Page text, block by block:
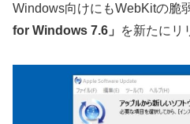
Windows向けにもWebKitの脆
for Windows 7.6」
を新たにリ